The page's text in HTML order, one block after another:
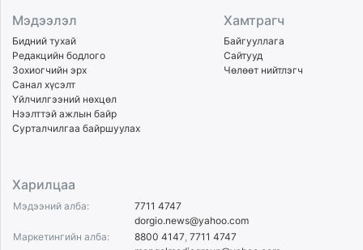
Мэдээлэл
Бидний тухай
Редакцийн бодлого
Зохиогчийн эрх
Санал хүсэлт
Үйлчилгээний нөхцөл
Нээлттэй ажлын байр
Сурталчилгаа байршуулах
Хамтрагч
Байгууллага
Сайтууд
Чөлөөт нийтлэгч
Харилцаа
Мэдээний алба:
7711 4747
dorgio.news@yahoo.com
Маркетингийн алба:
8800 4147, 7711 4747